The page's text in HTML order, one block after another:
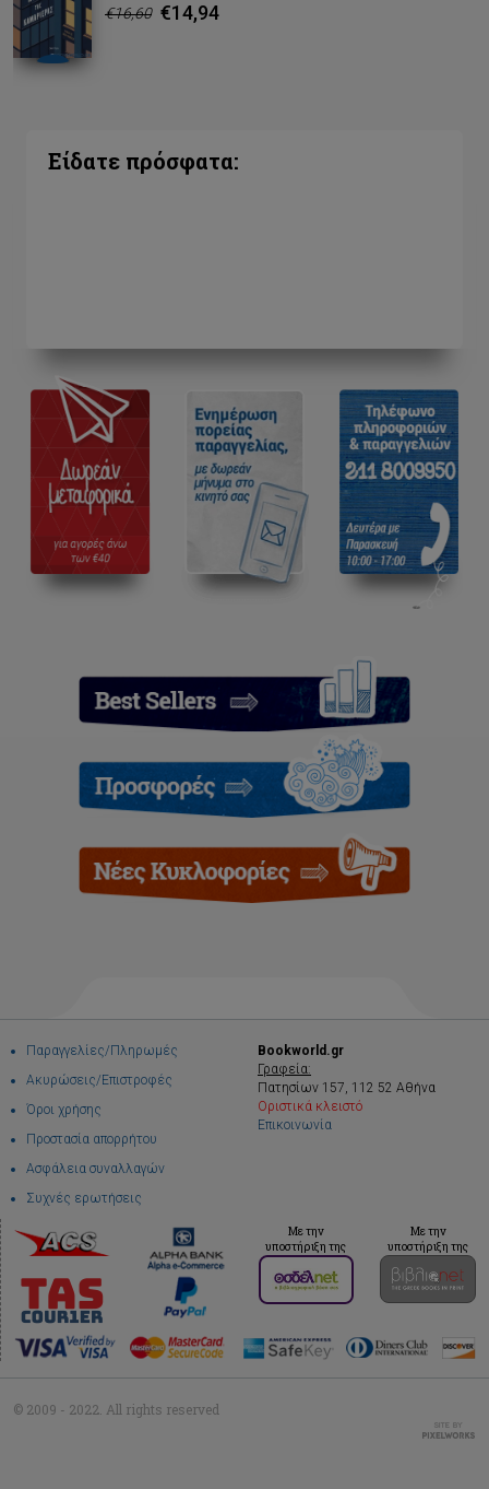
€16,60 €14,94
Είδατε πρόσφατα:
Παραγγελίες/Πληρωμές
Ακυρώσεις/Επιστροφές
Όροι χρήσης
Προστασία απορρήτου
Ασφάλεια συναλλαγών
Συχνές ερωτήσεις
Bookworld.gr
Γραφεία:
Πατησίων 157, 112 52 Αθήνα
Οριστικά κλειστό
Επικοινωνία
Με την
υποστήριξη της
Με την
υποστήριξη της
© 2009 - 2022. All rights reserved